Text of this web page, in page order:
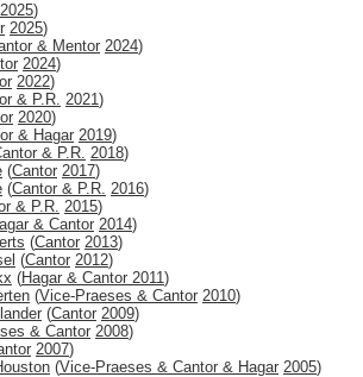
2025)
2025)
& Mentor 2024)
2024)
2022)
& P.R. 2021)
2020)
& Hagar 2019)
& P.R. 2018)
(Cantor 2017)
(Cantor & P.R. 2016)
& P.R. 2015)
& Cantor 2014)
(Cantor 2013)
(Cantor 2012)
(Hagar & Cantor 2011)
(Vice-Praeses & Cantor 2010)
(Cantor 2009)
& Cantor 2008)
2007)
(Vice-Praeses & Cantor & Hagar 2005)